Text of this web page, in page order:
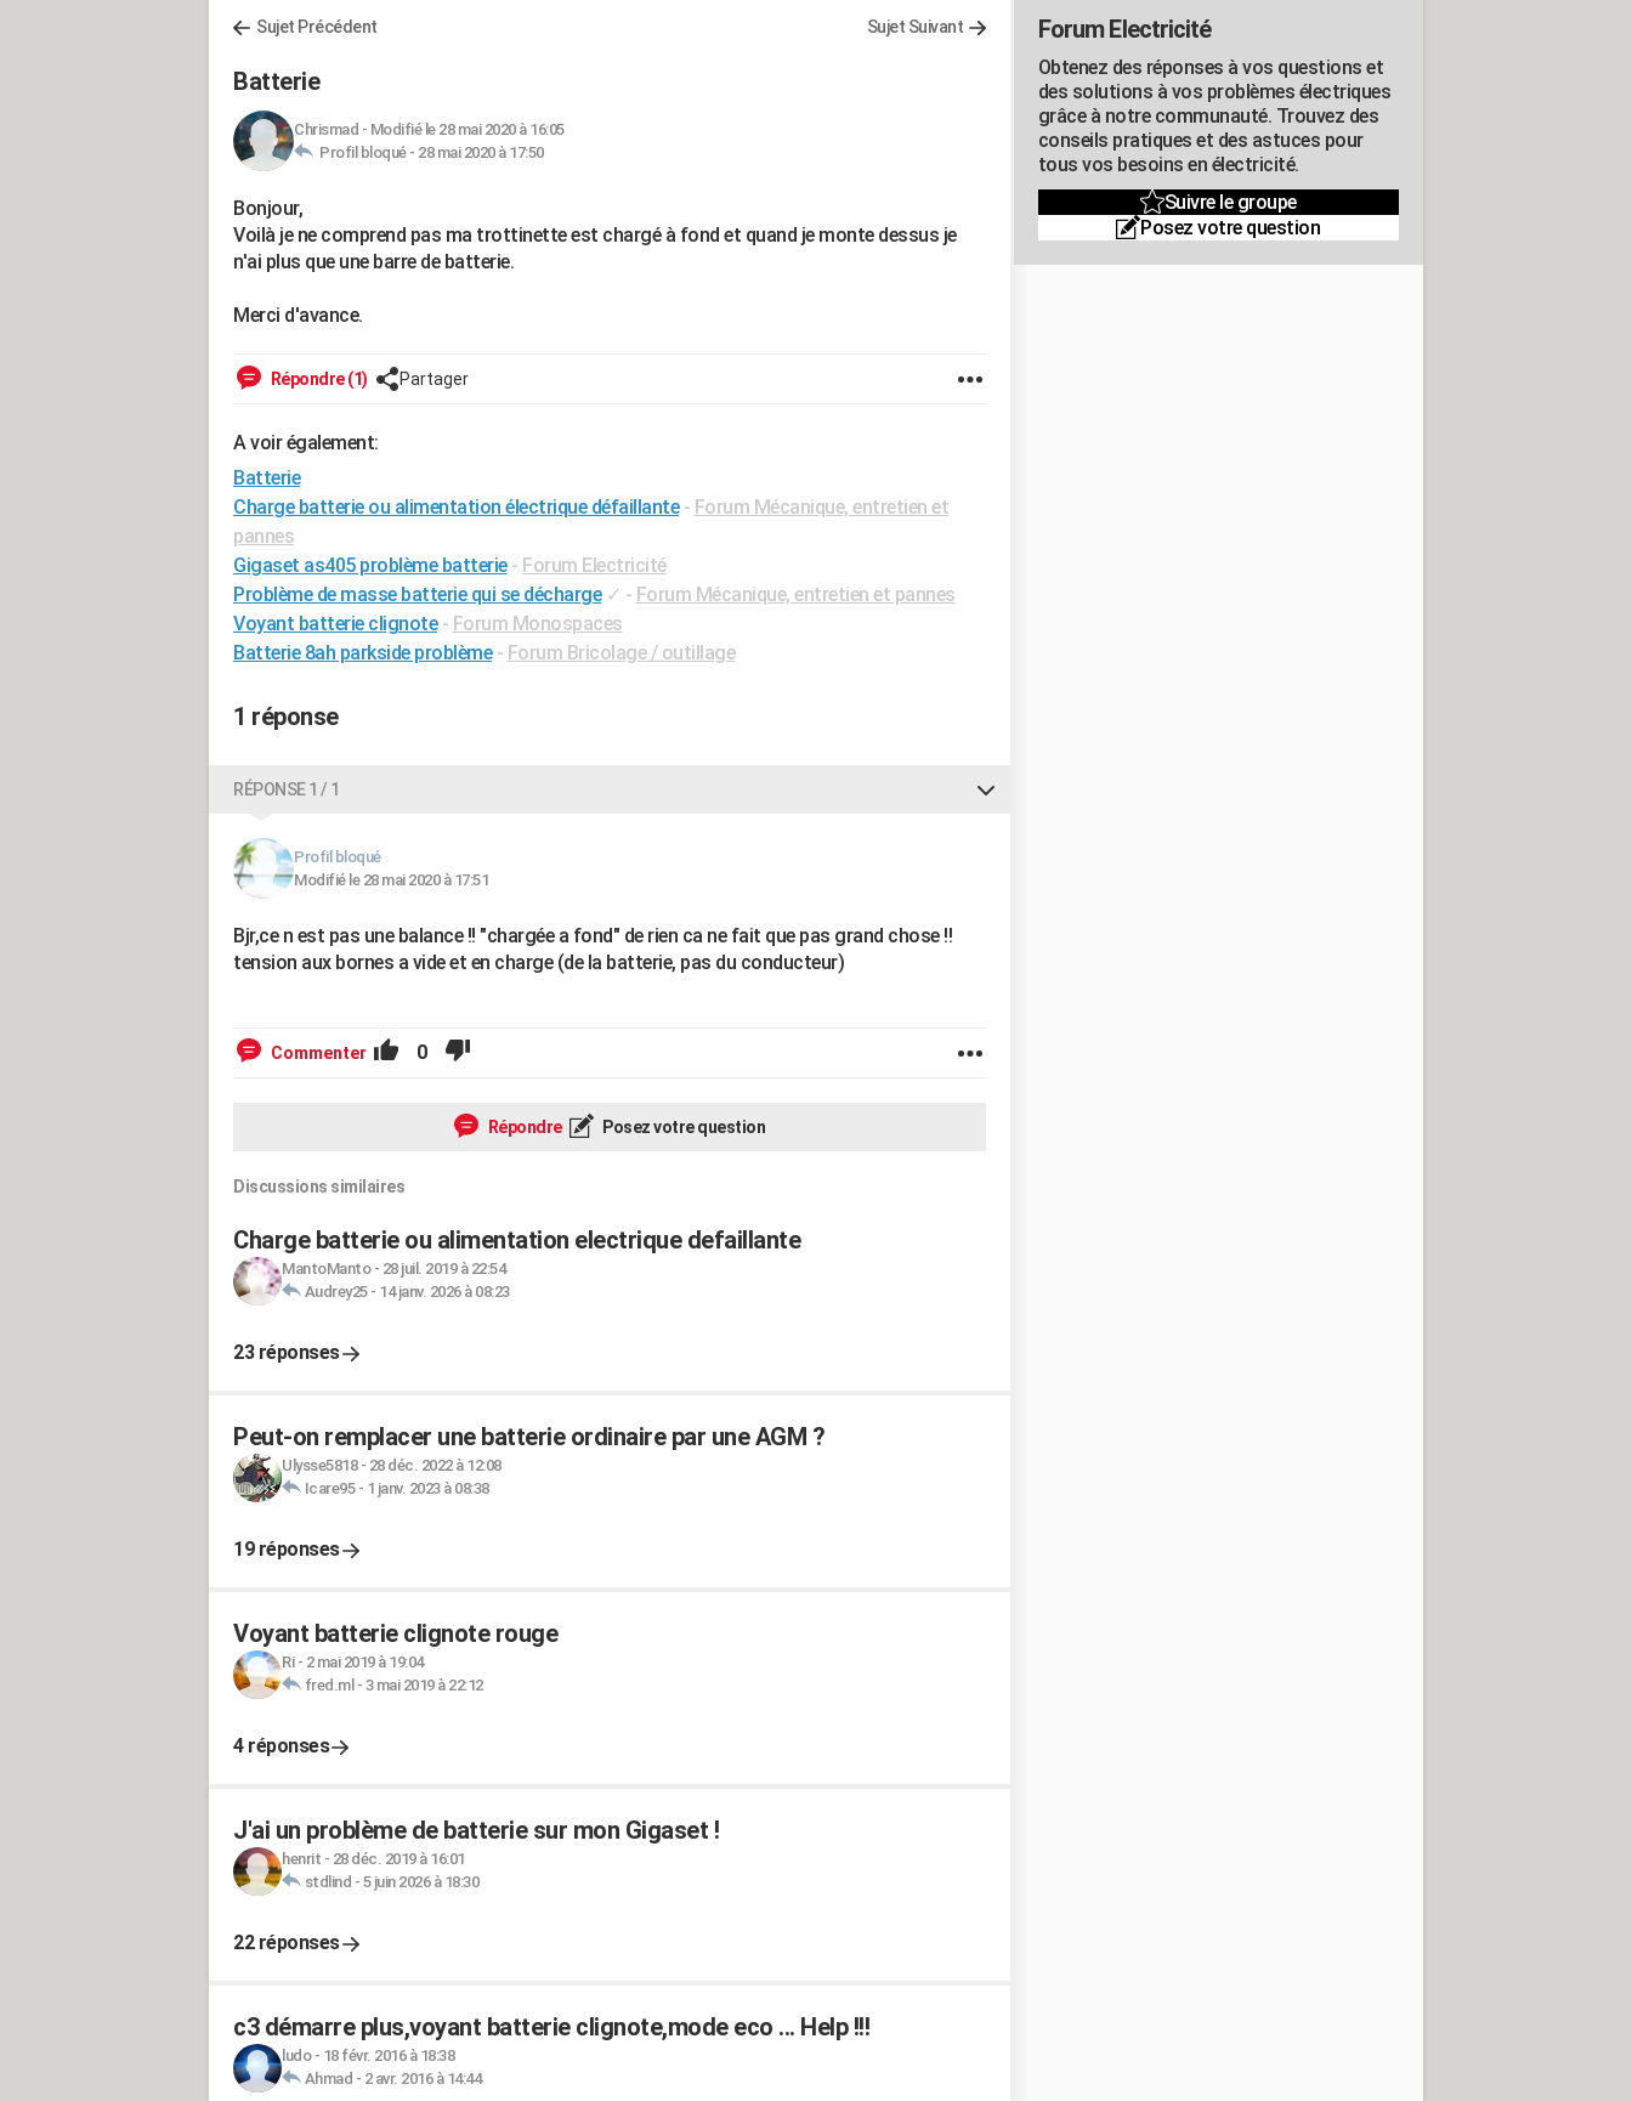
Sujet Précédent Sujet Suivant
Batterie
Chrismad - Modifié le 28 mai 2020 à 16:05
Profil bloqué - 28 mai 2020 à 17:50
Bonjour,
Voilà je ne comprend pas ma trottinette est chargé à fond et quand je monte dessus je
n'ai plus que une barre de batterie.
Merci d'avance.
Répondre (1) Partager
A voir également:
Batterie
Charge batterie ou alimentation électrique défaillante - Forum Mécanique, entretien et
pannes
Gigaset as405 problème batterie - Forum Electricité
Problème de masse batterie qui se décharge ✓ - Forum Mécanique, entretien et pannes
Voyant batterie clignote - Forum Monospaces
Batterie 8ah parkside problème - Forum Bricolage / outillage
1 réponse
RÉPONSE 1 / 1
Profil bloqué
Modifié le 28 mai 2020 à 17:51
Bjr,ce n est pas une balance !! "chargée a fond" de rien ca ne fait que pas grand chose !!
tension aux bornes a vide et en charge (de la batterie, pas du conducteur)
Commenter 0
Répondre Posez votre question
Discussions similaires
Charge batterie ou alimentation electrique defaillante
MantoManto- 28 juil. 2019 à 22:54
Audrey25- 14 janv. 2026 à 08:23
23 réponses
Peut-on remplacer une batterie ordinaire par une AGM ?
Ulysse5818- 28 déc. 2022 à 12:08
Icare95- 1 janv. 2023 à 08:38
19 réponses
Voyant batterie clignote rouge
Ri- 2 mai 2019 à 19:04
fred.ml - 3 mai 2019 à 22:12
4 réponses
J'ai un problème de batterie sur mon Gigaset !
henrit - 28 déc. 2019 à 16:01
stdlind - 5 juin 2026 à 18:30
22 réponses
c3 démarre plus,voyant batterie clignote,mode eco ... Help !!!
ludo- 18 févr. 2016 à 18:38
Ahmad - 2 avr. 2016 à 14:44
Forum Electricité
Obtenez des réponses à vos questions et
des solutions à vos problèmes électriques
grâce à notre communauté. Trouvez des
conseils pratiques et des astuces pour
tous vos besoins en électricité.
Suivre le groupe
Posez votre question